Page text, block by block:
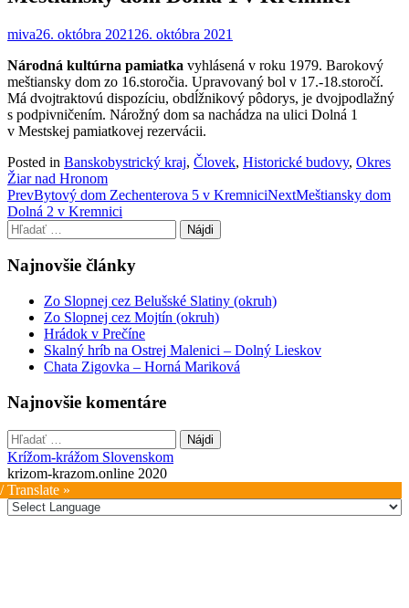
miva26. októbra 2021 26. októbra 2021
Národná kultúrna pamiatka vyhlásená v roku 1979. Barokový
meštiansky dom zo 16.storočia. Upravovaný bol v 17.-18.storočí.
Má dvojtraktovú dispozíciu, obdĺžnikový pôdorys, je dvojpodlažný
s podpivničením. Nárožný dom sa nachádza na ulici Dolná 1
v Mestskej pamiatkovej rezervácii.
Posted in Banskobystrický kraj, Človek, Historické budovy, Okres
Žiar nad Hronom
Post
navigation
PrevBytový dom Zechenterova 5 v KremniciNextMeštiansky dom
Dolná 2 v Kremnici
Hľadať:
Najnovšie články
Zo Slopnej cez Belušské Slatiny (okruh)
Zo Slopnej cez Mojtín (okruh)
Hrádok v Prečíne
Skalný hríb na Ostrej Malenici – Dolný Lieskov
Chata Zigovka – Horná Mariková
Najnovšie komentáre
Hľadať:
Krížom-krážom Slovenskom
krizom-krazom.online 2020
Translate »